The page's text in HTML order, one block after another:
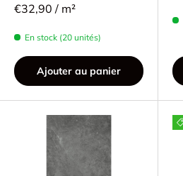
€32,90 / m²
En stock (20 unités)
Ajouter au panier